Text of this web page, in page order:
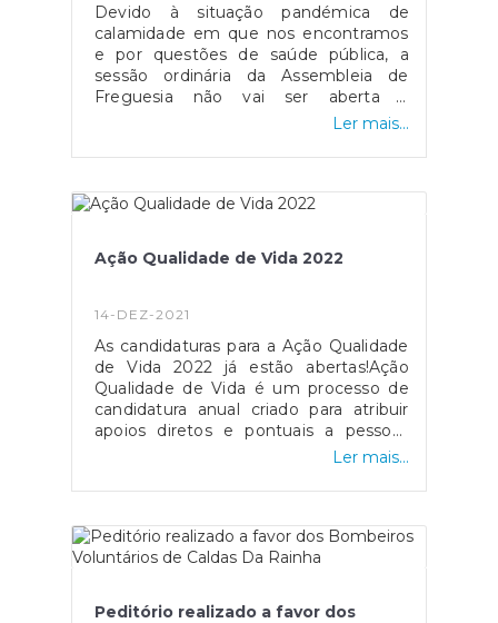
Devido à situação pandémica de
calamidade em que nos encontramos
e por questões de saúde pública, a
sessão ordinária da Assembleia de
Freguesia não vai ser aberta á
presença de público. Convidamos
remeterem as suas questões por
(junta@tornadaesalirdoporto.pt) ou por
Ler mais...
Ação Qualidade de Vida 2022
14-DEZ-2021
As candidaturas para a Ação Qualidade
de Vida 2022 já estão abertas!Ação
Qualidade de Vida é um processo de
candidatura anual criado para atribuir
apoios diretos e pontuais a pessoas
com deficiência motora e comprovada
Associação Salvador tem 130.000€
motora e recebe candidaturas até dia 6
de fevereiro de 2022.
Ler mais...
Peditório realizado a favor dos